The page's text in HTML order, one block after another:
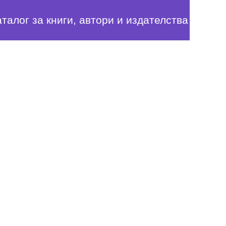
за книги, автори и издателства